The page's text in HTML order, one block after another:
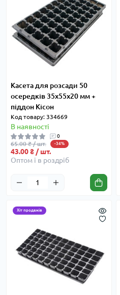
Касета для розсади 50
осередків 35х55х20 мм +
піддон Кісон
Код товару: 334669
В наявності
0
65.00 ₴ / шт. -34%
43.00 ₴ / шт.
Оптом і в роздріб
Хіт продажів